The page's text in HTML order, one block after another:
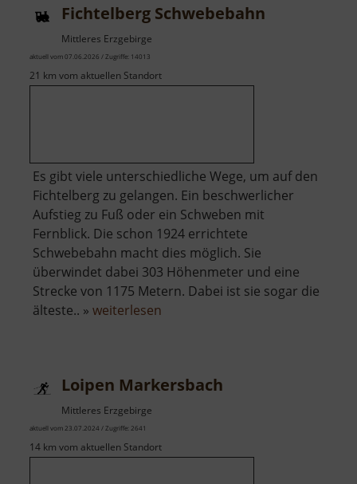
Fichtelberg Schwebebahn
Mittleres Erzgebirge
aktuell vom 07.06.2026 / Zugriffe: 14013
21 km vom aktuellen Standort
Es gibt viele unterschiedliche Wege, um auf den
Fichtelberg zu gelangen. Ein beschwerlicher
Aufstieg zu Fuß oder ein Schweben mit
Fernblick. Die schon 1924 errichtete
Schwebebahn macht dies möglich. Sie
überwindet dabei 303 Höhenmeter und eine
Strecke von 1175 Metern. Dabei ist sie sogar die
älteste.. » weiterlesen
Loipen Markersbach
Mittleres Erzgebirge
aktuell vom 23.07.2024 / Zugriffe: 2641
14 km vom aktuellen Standort